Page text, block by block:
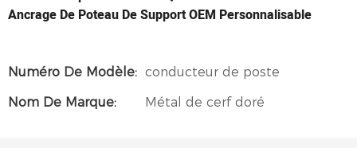
Ancrage De Poteau De Support OEM Personnalisable
Numéro De Modèle: conducteur de poste
Nom De Marque:
Métal de cerf doré